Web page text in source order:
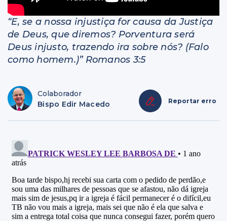
“E, se a nossa injustiça for causa da Justiça
de Deus, que diremos? Porventura será
Deus injusto, trazendo ira sobre nós? (Falo
como homem.)” Romanos 3:5
Colaborador
Bispo Edir Macedo
Reportar erro